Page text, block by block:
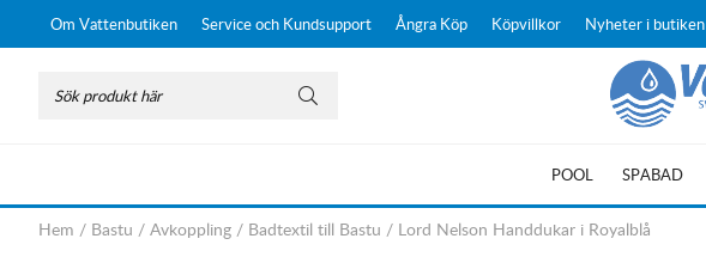
Om Vattenbutiken Service och Kundsupport Ångra Köp Köpvillkor Nyheter i butiken
POOL SPABAD
Hem / Bastu / Avkoppling / Badtextil till Bastu / Lord Nelson Handdukar i Royalblå